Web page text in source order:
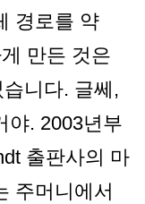
경로를 약
만든 것은
니다. 글쎄,
야. 2003년부
출판사의 마
주머니에서